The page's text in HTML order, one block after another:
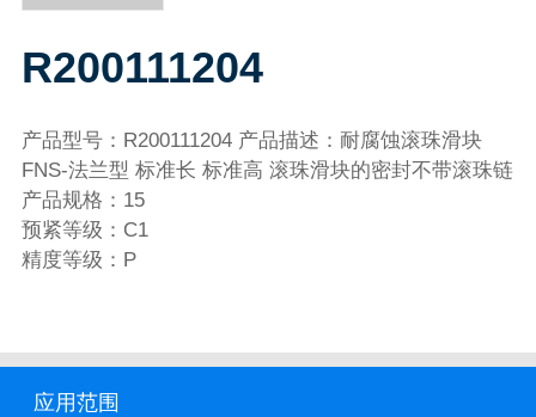
R200111204
产品型号：R200111204 产品描述：耐腐蚀滚珠滑块
FNS-法兰型 标准长 标准高 滚珠滑块的密封不带滚珠链
产品规格：15
预紧等级：C1
精度等级：P
应用范围